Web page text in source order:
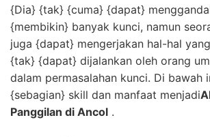
{Dia} {tak} {cuma} {dapat}
{membikin} banyak kunci, namun
juga {dapat} mengerjakan hal-hal
{tak} {dapat} dijalankan oleh orang
dalam permasalahan kunci. Di bawah
{sebagian} skill dan manfaat menjadi
Panggilan di Ancol .